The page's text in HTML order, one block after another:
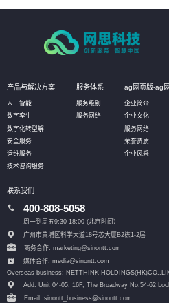
产品与解决方案
人工智能
数字孪生
数字化转型解
安全服务
运维服务
技术咨询服务
服务体系
服务级别
服务网络
ag网页版-ag
企业简介
企业文化
服务网络
荣誉资质
企业风采
联系我们
400-808-5058
周一到周五9:30-18:00 (北京时间）
广州市黄埔区科学大道18号芯大厦B2栋1-2层
商务合作: marketing@sinontt.com
媒体合作: media@sinontt.com
Overseas business: NETTHINK
Add: Unit 04-05, 16F, The Broadway No.54-62
Email: sinontt_business@sinontt.com